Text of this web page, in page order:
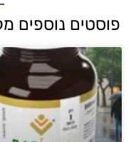
פוסטים נוספים